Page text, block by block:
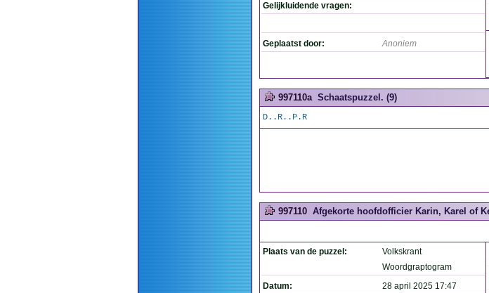
Gelijkluidende vragen:
Geplaatst door: Anoniem
997110a Schaatspuzzel. (9)
D..R..P.R
997110 Afgekorte hoofdofficier Karin, Karel of
Plaats van de puzzel:
Volkskrant
Woordgraptogram
Datum:
28 april 2025 17:47